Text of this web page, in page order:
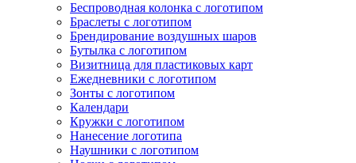
Беспроводная колонка с логотипом
Браслеты с логотипом
Брендирование воздушных шаров
Бутылка с логотипом
Визитница для пластиковых карт
Ежедневники с логотипом
Зонты с логотипом
Календари
Кружки с логотипом
Нанесение логотипа
Наушники с логотипом